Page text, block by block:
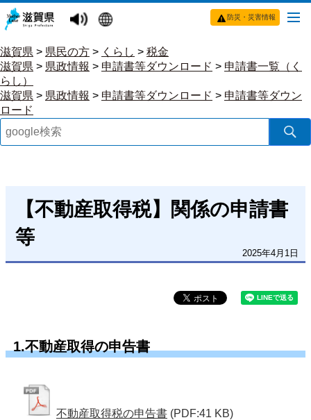
防災・災害情報
滋賀県 > 県民の方 > くらし > 税金
滋賀県 > 県政情報 > 申請書等ダウンロード > 申請書一覧（く
らし）
滋賀県 > 県政情報 > 申請書等ダウンロード > 申請書等ダウン
ロード
【不動産取得税】関係の申請書
等
2025年4月1日
1.不動産取得の申告書
不動産取得税の申告書 (PDF:41 KB)